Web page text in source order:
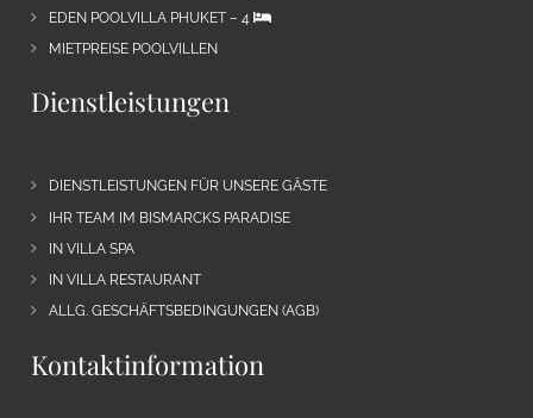
EDEN POOLVILLA PHUKET – 4
MIETPREISE POOLVILLEN
Dienstleistungen
DIENSTLEISTUNGEN FÜR UNSERE GÄSTE
IHR TEAM IM BISMARCKS PARADISE
IN VILLA SPA
IN VILLA RESTAURANT
ALLG. GESCHÄFTSBEDINGUNGEN (AGB)
Kontaktinformation